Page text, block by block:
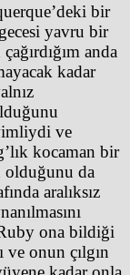
bir
yavru bir
anda
kadar
ve
kocaman bir
olduğunu da
aralıksız
ona bildiği
ve onun çılgın